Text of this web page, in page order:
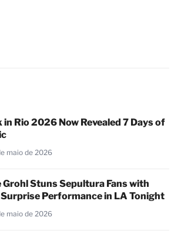
in Rio 2026 Now Revealed 7 Days of
maio de 2026
Grohl Stuns Sepultura Fans with
Performance in LA Tonight
maio de 2026